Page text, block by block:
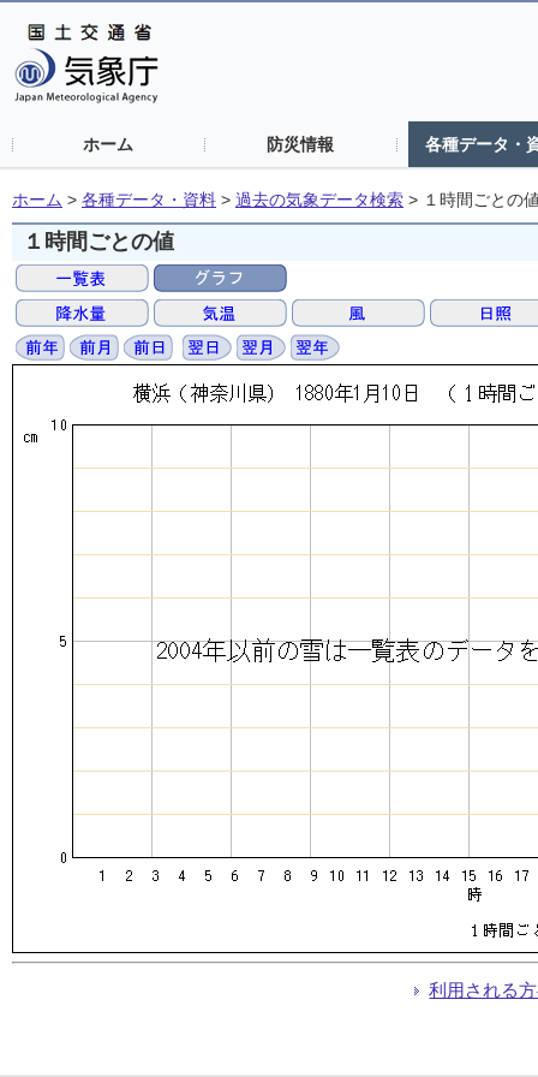
ホーム 防災情報 各種データ・
ホーム > 各種データ・資料 > 過去の気象データ検索 > １時間ごとの
１時間ごとの値
利用される